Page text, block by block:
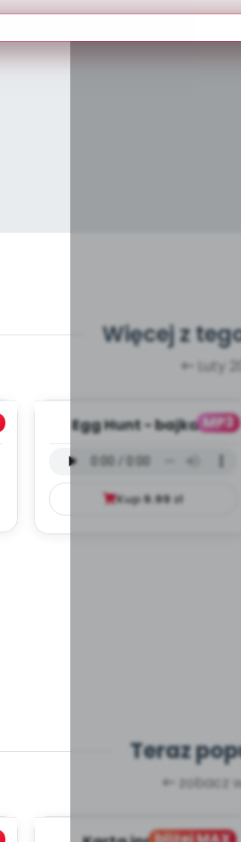
Więcej z
Luty
MP3
Egg Hunt - bajka w
mp3)
Kup9.99zł
Teraz
zobacz